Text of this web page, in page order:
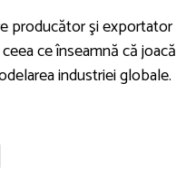
producător şi exportator
ce înseamnă că joacă
industriei globale.